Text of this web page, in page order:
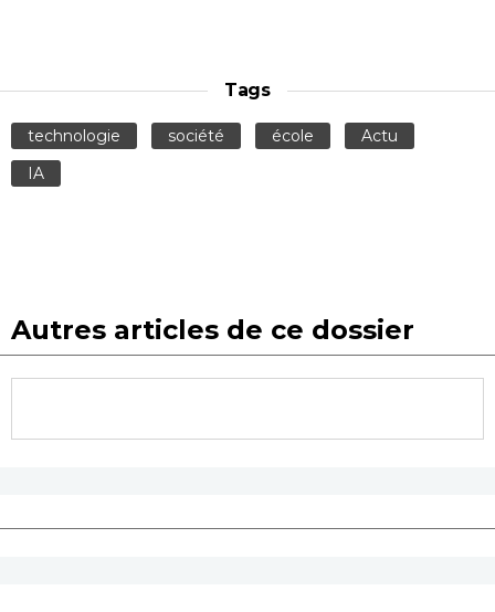
Tags
technologie société école
Actu
IA
Autres articles de ce dossier